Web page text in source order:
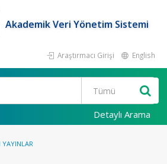
Akademik Veri Yönetim Sistemi
Araştırmacı Girişi English
Detaylı Arama
YAYINLAR